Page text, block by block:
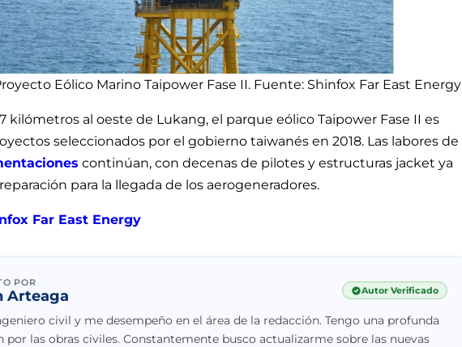
Eólico Marino Taipower Fase II. Fuente: Shinfox Far East Energy
kilómetros al oeste de Lukang, el parque eólico Taipower Fase II es
seleccionados por el gobierno taiwanés en 2018. Las labores de
continúan, con decenas de pilotes y estructuras jacket ya
para la llegada de los aerogeneradores.
Far East Energy
POR
Arteaga Autor Verificado
civil y me desempeño en el área de la redacción. Tengo una profunda
por las obras civiles. Constantemente busco actualizarme sobre las nuevas